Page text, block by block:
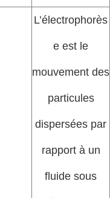
L’électrophorès
e est le
mouvement des
particules
dispersées par
rapport à un
fluide sous